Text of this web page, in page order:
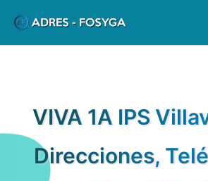
VIVA 1A IPS
Direcciones,